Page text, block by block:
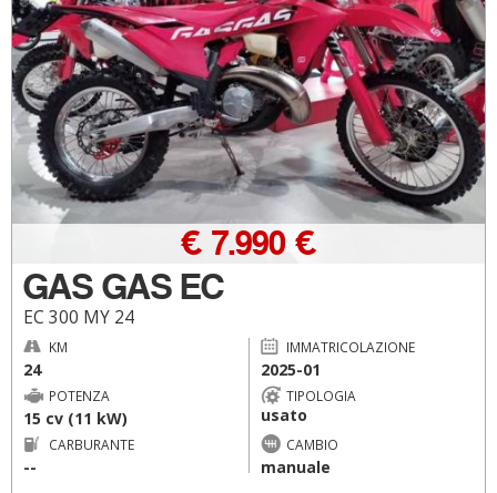
GAS GAS EC
EC 300 MY 24
€ 7.990 €
KM
24
IMMATRICOLAZIONE
2025-01
POTENZA
15 cv (11 kW)
TIPOLOGIA
usato
CARBURANTE
--
CAMBIO
manuale